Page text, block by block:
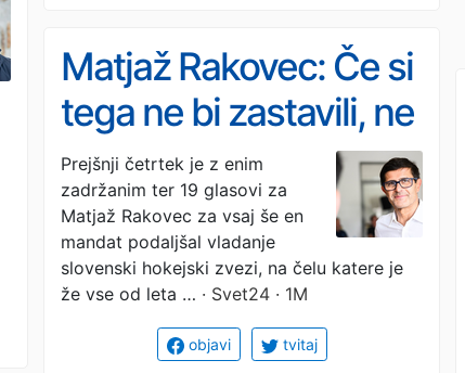
Matjaž Rakovec: Če si
tega ne bi zastavili, ne
bi razmišljali, da je
možno
Prejšnji četrtek je z enim
zadržanim ter 19 glasovi za
Matjaž Rakovec za vsaj še en
mandat podaljšal vladanje
slovenski hokejski zvezi, na čelu katere je
že vse od leta … · Svet24 · 1M
objavi tvitaj